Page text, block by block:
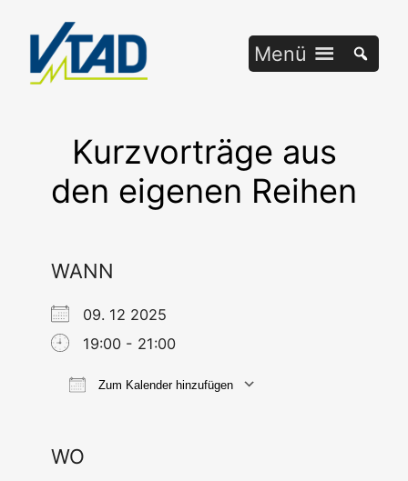
springen
Menü
Kurzvorträge aus
den eigenen Reihen
WANN
09. 12 2025
19:00 - 21:00
Zum Kalender hinzufügen
WO